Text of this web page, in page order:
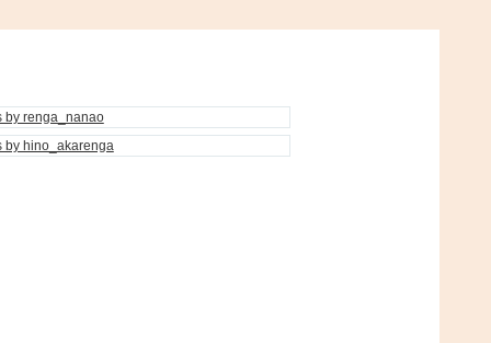
by renga_nanao
by hino_akarenga